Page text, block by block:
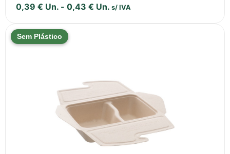
0,39 € Un. - 0,43 € Un. s/ IVA
Sem Plástico